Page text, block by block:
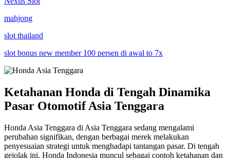
mahjong
slot thailand
slot bonus new member 100 persen di awal to 7x
Ketahanan Honda di Tengah Dinamika
Pasar Otomotif Asia Tenggara
Honda Asia Tenggara di Asia Tenggara sedang mengalami
perubahan signifikan, dengan berbagai merek melakukan
penyesuaian strategi untuk menghadapi tantangan pasar. Di tengah
gejolak ini, Honda Indonesia muncul sebagai contoh ketahanan dan